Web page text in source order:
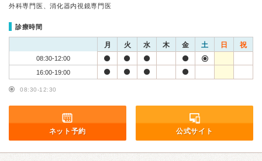
外科専門医、消化器内視鏡専門医
診療時間
月 火 水 木 金 土 日 祝
08:30-12:00
16:00-19:00
08:30-12:30
ネット予約 公式サイト